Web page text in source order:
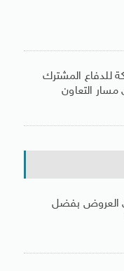
للدفاع المشترك
التعاون
العروض بفضل